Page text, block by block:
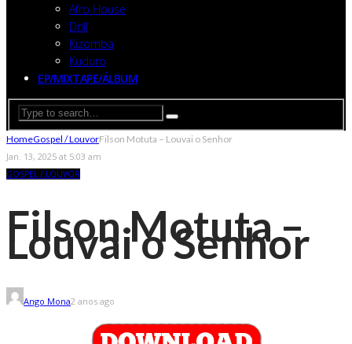
Afro House
Drill
Kizomba
Kuduro
EP/MIXTAPE/ÁLBUM
HomeGospel / LouvorFilson Motuta – Louvai o Senhor
Jan. 13, 2025 at 5:03 am
GOSPEL / LOUVOR
Filson Motuta –
Louvai o Senhor
Ango Mona2 anos ago